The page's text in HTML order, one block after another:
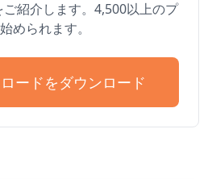
紹介します。4,500以上のプ
められます。
ードをダウンロード